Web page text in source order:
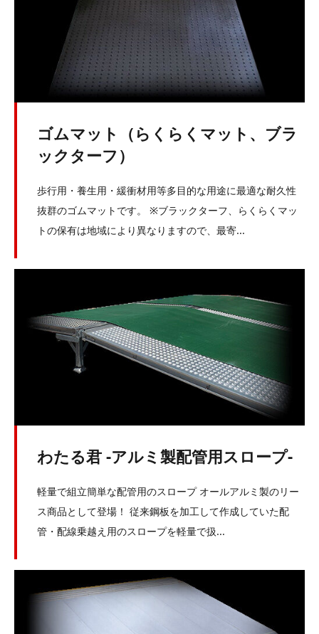
ゴムマット（らくらくマット、ブラ
ックターフ）
歩行用・養生用・緩衝材用等多目的な用途に最適な耐久性
抜群のゴムマットです。 ※ブラックターフ、らくらくマッ
トの保有は地域により異なりますので、最寄...
わたる君 -アルミ製配管用スロープ-
軽量で組立簡単な配管用のスロープ オールアルミ製のリー
ス商品として登場！ 従来鋼板を加工して作成していた配
管・配線乗越え用のスロープを軽量で扱...